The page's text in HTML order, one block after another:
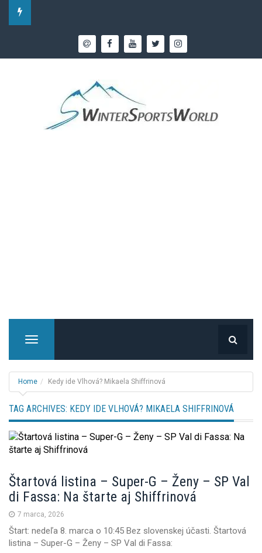
T
g
l
e
n
a
v
a
t
n
Home Kedy ide Vlhová? Mikaela Shiffrinová
TAG ARCHIVES: KEDY IDE VLHOVÁ? MIKAELA SHIFFRINOVÁ
Štartová listina – Super-G – Ženy – SP Val
di Fassa: Na štarte aj Shiffrinová
7 marca, 2026
Štart: nedeľa 8. marca o 10:45 Bez slovenskej účasti. Štartová
listina – Super-G – Ženy – SP Val di Fassa: